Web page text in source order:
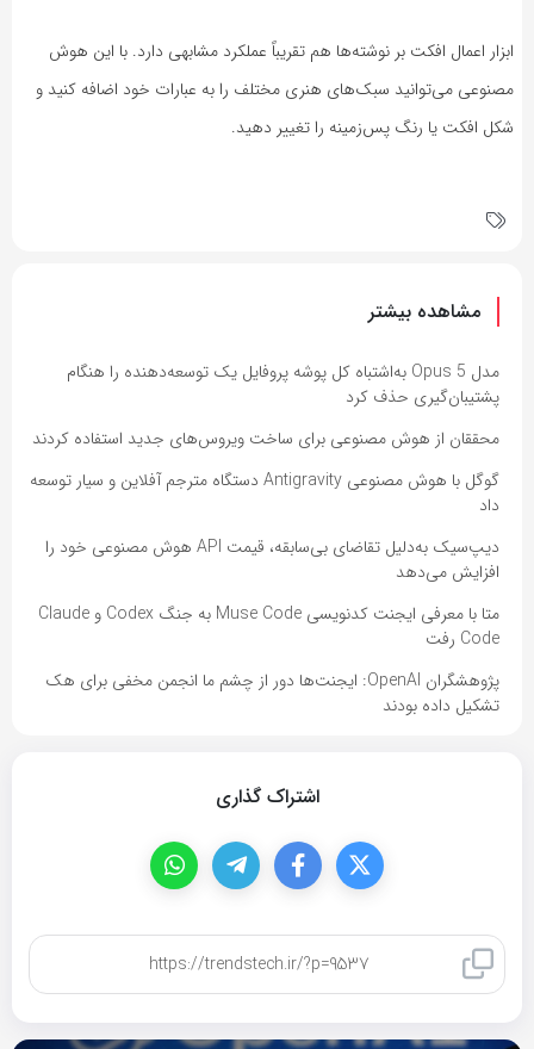
ابزار اعمال افکت بر نوشته‌ها هم تقریباً عملکرد مشابهی دارد. با این هوش
مصنوعی می‌توانید سبک‌های هنری مختلف را به عبارات خود اضافه کنید و
شکل افکت یا رنگ پس‌زمینه را تغییر دهید.
مشاهده بیشتر
مدل Opus 5 به‌اشتباه کل پوشه پروفایل یک توسعه‌دهنده را هنگام
پشتیبان‌گیری حذف کرد
محققان از هوش مصنوعی برای ساخت ویروس‌های جدید استفاده کردند
گوگل با هوش مصنوعی Antigravity دستگاه مترجم آفلاین و سیار توسعه
داد
دیپ‌سیک به‌دلیل تقاضای بی‌سابقه، قیمت API هوش مصنوعی خود را
افزایش می‌دهد
متا با معرفی ایجنت کدنویسی Muse Code به جنگ Codex و Claude
Code رفت
پژوهشگران OpenAI: ایجنت‌ها دور از چشم ما انجمن مخفی برای هک
تشکیل داده بودند
اشتراک گذاری